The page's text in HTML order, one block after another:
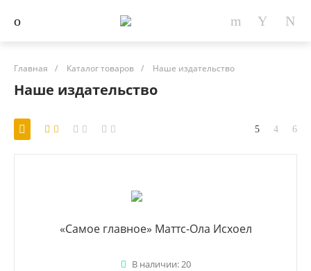
Главная / Каталог товаров / Наше издательство
Наше издательство
«Самое главное» Маттс-Ола Исхоел
В наличии: 20